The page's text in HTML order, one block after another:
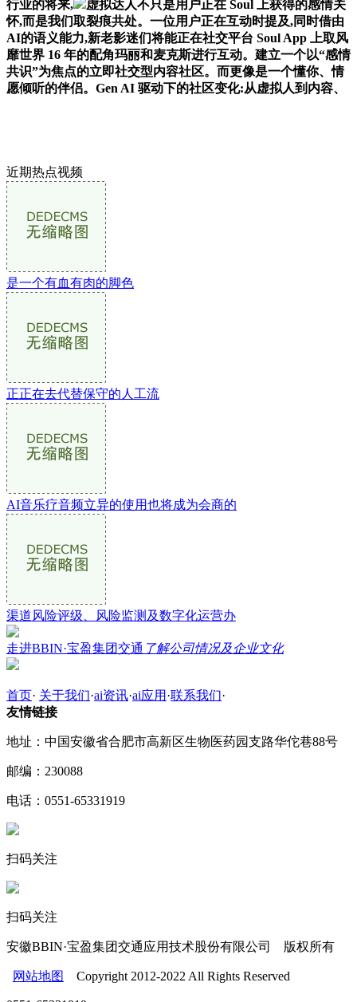
行业的将来,
虚拟达人不只是用户正在 Soul 上获得的感情关
怀,而是我们取裂痕共处。一位用户正在互动时提及,同时借由
AI的语义能力,新老影迷们将能正在社交平台 Soul App 上取风
靡世界 16 年的配角玛丽和麦克斯进行互动。建立一个以“感情
共识”为焦点的立即社交型内容社区。而更像是一个懂你、情
愿倾听的伴侣。Gen AI 驱动下的社区变化:从虚拟人到内容、
近期热点视频
是一个有血有肉的脚色
正正在去代替保守的人工流
AI音乐疗音频立异的使用也将成为会商的
渠道风险评级、风险监测及数字化运营办
走进BBIN·宝盈集团交通 了解公司情况及企业文化
首页· 关于我们·ai资讯·ai应用 ·联系我们·
友情链接
地址：中国安徽省合肥市高新区生物医药园支路华佗巷88号
邮编：230088
电话：0551-65331919
扫码关注
扫码关注
安徽BBIN·宝盈集团交通应用技术股份有限公司 版权所有
网站地图 Copyright 2012-2022 All Rights Reserved